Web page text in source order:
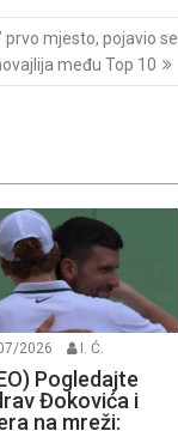
prvo mjesto, pojavio se
među Top 10
2026 I. Ć.
Pogledajte
Đokovića i
na mreži: